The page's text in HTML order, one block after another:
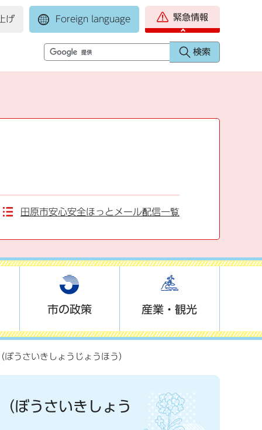
げ Foreign language 緊急情報
田原市安心安全ほっとメール配信一覧
市の政策 産業・観光
さいきしょうじょうほう）
うさいきしょう